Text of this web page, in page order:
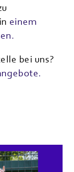
einem
bei uns?